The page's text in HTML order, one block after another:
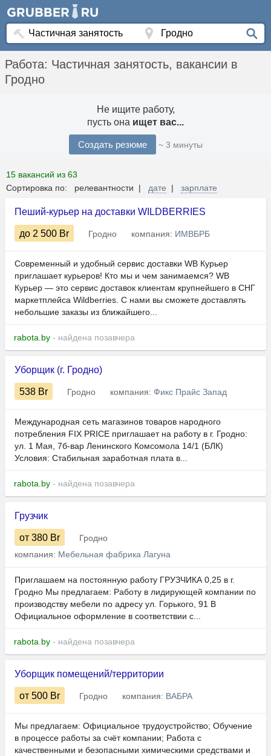
Работа: Частичная занятость, вакансии в
Гродно
Не ищите работу,
пусть она ищет вас...
Создать резюме ~ 3 минуты
15 вакансий из 63
Сортировка по: релевантности | дате | зарплате
Пеший-курьер на доставки WILDBERRIES
до 2 500 Br Гродно компания: ИМВБРБ
Современный и удобный сервис доставки WB Курьер
приглашает курьеров! Кто мы и чем занимаемся? WB
Курьер — это сервис доставок клиентам крупнейшего в СНГ
маркетплейса Wildberries. С нами вы сможете доставлять
небольшие заказы из ближайшего...
rabota.by - найдена позавчера
Уборщик (г. Гродно)
538 Br Гродно компания: Фикс Прайс Запад
Международная сеть магазинов товаров народного
потребления FIX PRICE приглашает на работу в г. Гродно:
ул. 1 Мая, 7б-вар Ленинского Комсомола 14/1 (БЛК)
Условия: Стабильная заработная плата в...
rabota.by - найдена позавчера
Грузчик
от 380 Br
Гродно
компания: Мебельная фабрика Лагуна
Приглашаем на постоянную работу ГРУЗЧИКА 0,25 в г.
Гродно Мы предлагаем: Работу в лидирующей компании по
производству мебели по адресу ул. Горького, 91 В
Официальное оформление в соответствии с...
rabota.by - найдена позавчера
Уборщик помещений/территории
от 500 Br Гродно компания: ВАБРА
Мы предлагаем: Официальное трудоустройство; Обучение
в процессе работы за счёт компании; Работа с
качественными и безопасными химическими средствами и